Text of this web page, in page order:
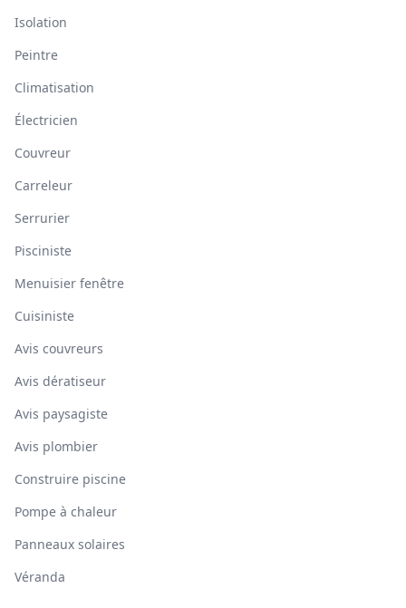
Isolation
Peintre
Climatisation
Électricien
Couvreur
Carreleur
Serrurier
Pisciniste
Menuisier fenêtre
Cuisiniste
Avis couvreurs
Avis dératiseur
Avis paysagiste
Avis plombier
Construire piscine
Pompe à chaleur
Panneaux solaires
Véranda